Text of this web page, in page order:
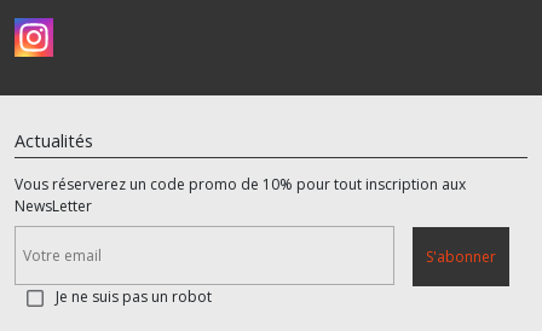
Actualités
Vous réserverez un code promo de 10% pour tout inscription aux
NewsLetter
S'abonner
Je ne suis pas un robot